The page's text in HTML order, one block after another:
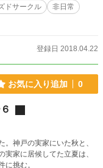
ドサークル
非日常
登録日 2018.04.22
お気に入り追加 0
神戸の実家にいた秋と、
実家に居候してた立夏は、
に挑む。